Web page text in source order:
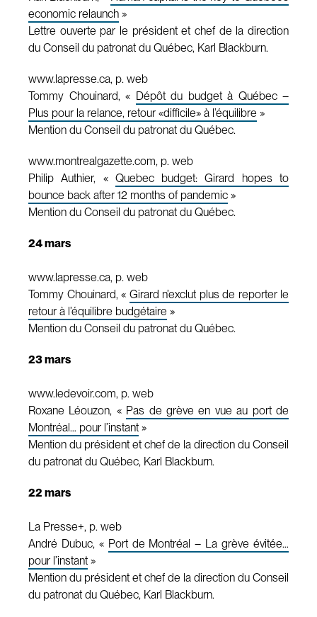
economic relaunch »
Lettre ouverte par le président et chef de la direction
du Conseil du patronat du Québec, Karl Blackburn.
www.lapresse.ca, p. web
Tommy Chouinard, « Dépôt du budget à Québec –
Plus pour la relance, retour «difficile» à l’équilibre »
Mention du Conseil du patronat du Québec.
www.montrealgazette.com, p. web
Philip Authier, « Quebec budget: Girard hopes to
bounce back after 12 months of pandemic »
Mention du Conseil du patronat du Québec.
24 mars
www.lapresse.ca, p. web
Tommy Chouinard, « Girard n’exclut plus de reporter le
retour à l’équilibre budgétaire »
Mention du Conseil du patronat du Québec.
23 mars
www.ledevoir.com, p. web
Roxane Léouzon, « Pas de grève en vue au port de
Montréal… pour l’instant »
Mention du président et chef de la direction du Conseil
du patronat du Québec, Karl Blackburn.
22 mars
La Presse+, p. web
André Dubuc, « Port de Montréal – La grève évitée…
pour l’instant »
Mention du président et chef de la direction du Conseil
du patronat du Québec, Karl Blackburn.